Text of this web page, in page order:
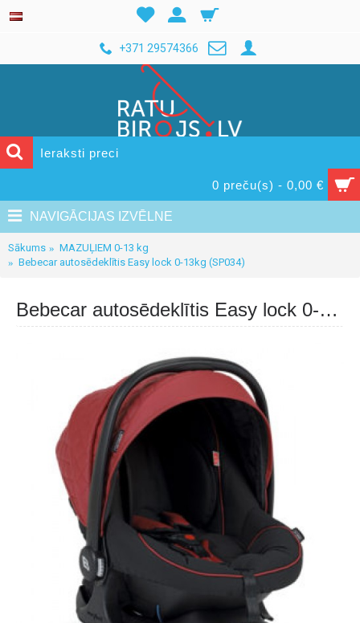
+371 29574366
0 preču(s) - 0,00 €
NAVIGĀCIJAS IZVĒLNE
Sākums
MAZUĻIEM 0-13 kg
Bebecar autosēdeklītis Easy lock 0-13kg (SP034)
Bebecar autosēdeklītis Easy lock 0-13kg (SP034)